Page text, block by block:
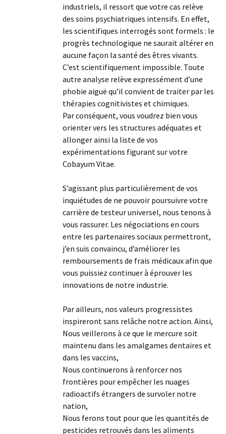
industriels, il ressort que votre cas relève
des soins psychiatriques intensifs. En effet,
les scientifiques interrogés sont formels : le
progrès technologique ne saurait altérer en
aucune façon la santé des êtres vivants.
C’est scientifiquement impossible. Toute
autre analyse relève expressément d’une
phobie aiguë qu’il convient de traiter par les
thérapies cognitivistes et chimiques.
Par conséquent, vous voudrez bien vous
orienter vers les structures adéquates et
allonger ainsi la liste de vos
expérimentations figurant sur votre
Cobayum Vitae.
S’agissant plus particulièrement de vos
inquiétudes de ne pouvoir poursuivre votre
carrière de testeur universel, nous tenons à
vous rassurer. Les négociations en cours
entre les partenaires sociaux permettront,
j’en suis convaincu, d’améliorer les
remboursements de frais médicaux afin que
vous puissiez continuer à éprouver les
innovations de notre industrie.
Par ailleurs, nos valeurs progressistes
inspireront sans relâche notre action. Ainsi,
Nous veillerons à ce que le mercure soit
maintenu dans les amalgames dentaires et
dans les vaccins,
Nous continuerons à renforcer nos
frontières pour empêcher les nuages
radioactifs étrangers de survoler notre
nation,
Nous ferons tout pour que les quantités de
pesticides retrouvés dans les aliments